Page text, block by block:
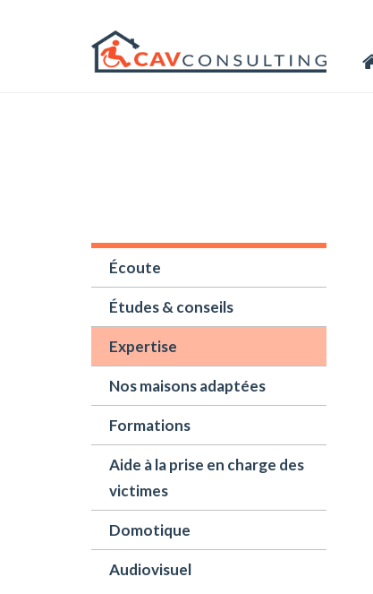
Écoute
Études & conseils
Expertise
Nos maisons adaptées
Formations
Aide à la prise en charge des
victimes
Domotique
Audiovisuel